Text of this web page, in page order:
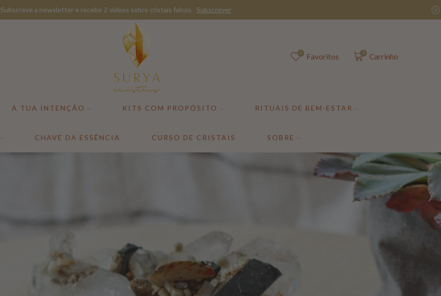
Subscreve a newsletter e recebe 2 vídeos sobre cristais falsos Subscrever
0 Favoritos 0 Carrinho
A TUA INTENÇÃO KITS COM PROPÓSITO RITUAIS DE BEM-ESTAR
CHAVE DA ESSÊNCIA CURSO DE CRISTAIS SOBRE